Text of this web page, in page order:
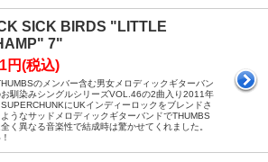
SICK BIRDS "LITTLE
7"
円(税込)
のメンバー含む男女メロディックギターバン
お馴染みシングルシリーズVOL.46の2曲入り2011年
にUKインディーロックをブレンドさ
うなサッドメロディックギターバンドでTHUMBS
く異なる音楽性で結成時は驚かせてくれました。